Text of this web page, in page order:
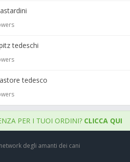
tedeschi
tedesco
PER I TUOI ORDINI? CLICCA QUI
degli amanti dei cani